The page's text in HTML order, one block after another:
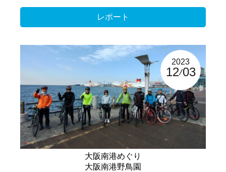
レポート
2023
12 03
大阪南港めぐり
大阪南港野鳥園